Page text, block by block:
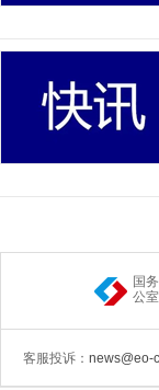
国
公室
客服投诉： news@eo-